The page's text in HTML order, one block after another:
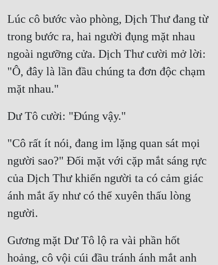
Lúc cô bước vào phòng, Dịch Thư đang từ
trong bước ra, hai người đụng mặt nhau
ngoài ngưỡng cửa. Dịch Thư cười mở lời:
"Ô, đây là lần đầu chúng ta đơn độc chạm
"Cô rất ít nói, đang im lặng quan sát mọi
người sao?" Đối mặt với cặp mắt sáng rực
của Dịch Thư khiến người ta có cảm giác
ánh mắt ấy như có thể xuyên thấu lòng
Gương mặt Dư Tô lộ ra vài phần hốt
hoảng, cô vội cúi đầu tránh ánh mắt anh